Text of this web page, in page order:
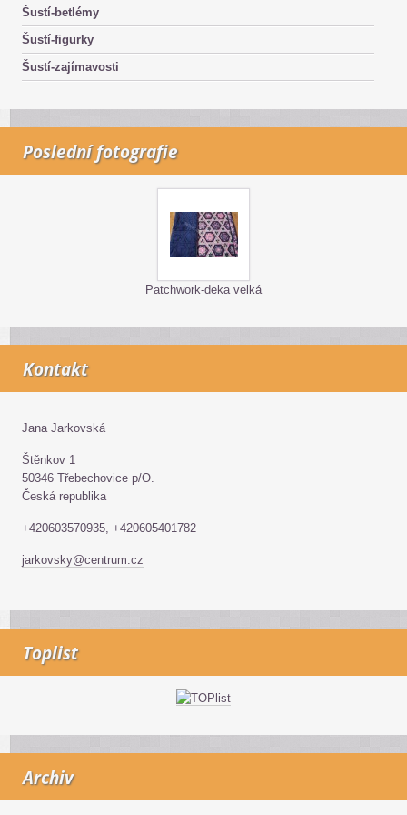
Šustí-betlémy
Šustí-figurky
Šustí-zajímavosti
Poslední fotografie
Patchwork-deka velká
Kontakt
Jana Jarkovská
Štěnkov 1
50346 Třebechovice p/O.
Česká republika
+420603570935, +420605401782
jarkovsky@centrum.cz
Toplist
Archiv